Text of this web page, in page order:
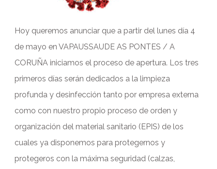
Hoy queremos anunciar que a partir del lunes día 4
de mayo en VAPAUSSAUDE AS PONTES / A
CORUÑA iniciamos el proceso de apertura. Los tres
primeros días serán dedicados a la limpieza
profunda y desinfección tanto por empresa externa
como con nuestro propio proceso de orden y
organización del material sanitario (EPIS) de los
cuales ya disponemos para protegernos y
protegeros con la máxima seguridad (calzas,